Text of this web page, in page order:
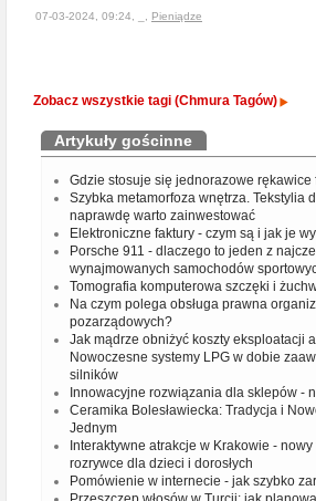
07-03-2024, 09:24, _, Pieniądze
Zobacz wszystkie tagi (Chmura Tagów)
Artykuły gościnne
Gdzie stosuje się jednorazowe rękawice
Szybka metamorfoza wnętrza. Tekstylia
naprawdę warto zainwestować
Elektroniczne faktury - czym są i jak je
Porsche 911 - dlaczego to jeden z
wynajmowanych samochodów
Tomografia komputerowa szczęki i
Na czym polega obsługa prawna
pozarządowych?
Jak mądrze obniżyć koszty eksploatacji
Nowoczesne systemy LPG w dobie
silników
Innowacyjne rozwiązania dla sklepów -
Ceramika Bolesławiecka: Tradycja i
Jednym
Interaktywne atrakcje w Krakowie -
rozrywce dla dzieci i dorosłych
Pomówienie w internecie - jak szybko